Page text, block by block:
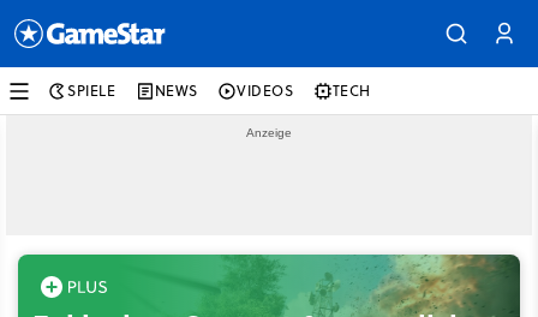
SPIELE NEWS VIDEOS TECH